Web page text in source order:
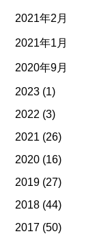
2021年2月
2021年1月
2020年9月
2023 (1)
2022 (3)
2021 (26)
2020 (16)
2019 (27)
2018 (44)
2017 (50)